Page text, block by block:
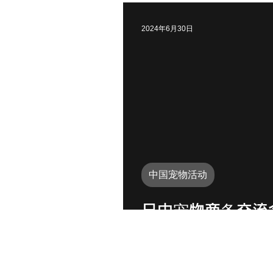
日中宠物商务交流
中国宠物活动
2024年6月30日